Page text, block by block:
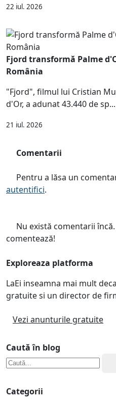
22 iul. 2026
Fjord transformă Palme
România
"Fjord", filmul lui Cristian
d'Or, a adunat 43.440 de sp...
21 iul. 2026
Comentarii
Pentru a lăsa un
autentifici.
Nu există comentarii
comentează!
Exploreaza platforma
LaEi inseamna mai mult
gratuite si un director de
Vezi anunturile gratuite
Caută în blog
Categorii